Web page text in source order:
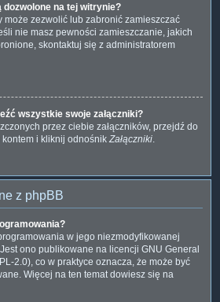
dozwolone na tej witrynie?
może zezwolić lub zabronić zamieszczać
nie masz pewności zamieszczanie, jakich
skontaktuj się z administratorem
wszystkie swoje załączniki?
przez ciebie załączników, przejdź do
i kliknij odnośnik Załączniki.
z phpBB
w jego niezmodyfikowanej
ono publikowane na licencji GNU General
2.0), co w praktyce oznacza, że może być
Więcej na ten temat dowiesz się na